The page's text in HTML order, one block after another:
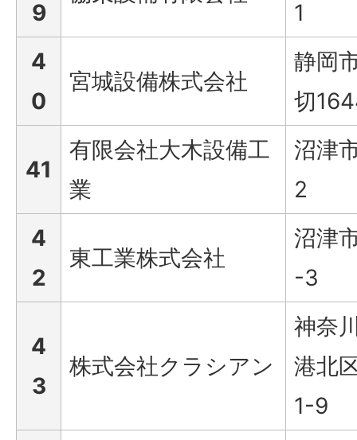
9
1
4
0
宮城設備株式会社
静岡
切
41
有限会社大木設備工
業
沼津
2
4
2
東工業株式会社
沼津
-3
4
3
株式会社クラシアン
神奈
港北
1-9